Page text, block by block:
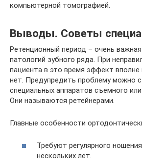
компьютерной томографией.
Выводы. Советы
Ретенционный период – очень
патологий зубного ряда. При
пациента в это время эффект
нет. Предупредить проблему можно
специальных аппаратов съемного
Они называются ретейнерами.
Главные особенности
Требуют регулярного
нескольких лет.